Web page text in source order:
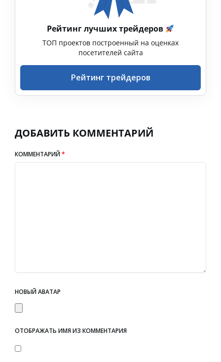
Рейтинг лучших трейдеров
ТОП проектов построенный на оценках
посетителей сайта
Рейтинг трейдеров
ДОБАВИТЬ КОММЕНТАРИЙ
КОММЕНТАРИЙ*
НОВЫЙ АВАТАР
ОТОБРАЖАТЬ ИМЯ ИЗ КОММЕНТАРИЯ